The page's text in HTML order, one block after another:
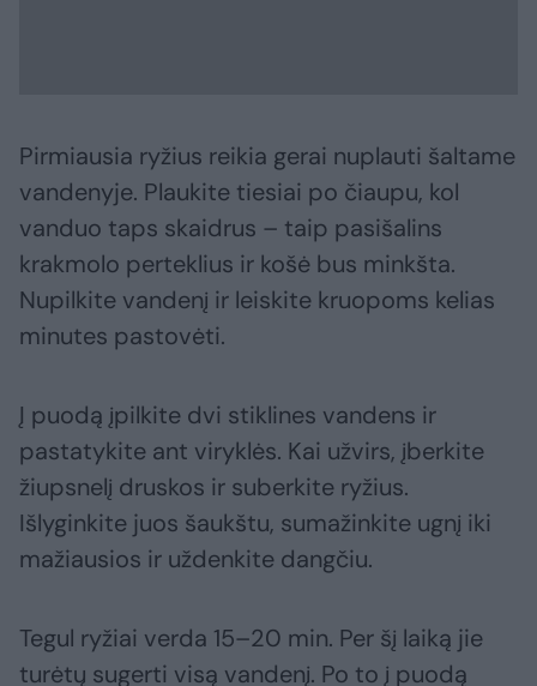
Pirmiausia ryžius reikia gerai nuplauti šaltame
vandenyje. Plaukite tiesiai po čiaupu, kol
vanduo taps skaidrus – taip pasišalins
krakmolo perteklius ir košė bus minkšta.
Nupilkite vandenį ir leiskite kruopoms kelias
minutes pastovėti.
Į puodą įpilkite dvi stiklines vandens ir
pastatykite ant viryklės. Kai užvirs, įberkite
žiupsnelį druskos ir suberkite ryžius.
Išlyginkite juos šaukštu, sumažinkite ugnį iki
mažiausios ir uždenkite dangčiu.
Tegul ryžiai verda 15–20 min. Per šį laiką jie
turėtų sugerti visą vandenį. Po to į puodą